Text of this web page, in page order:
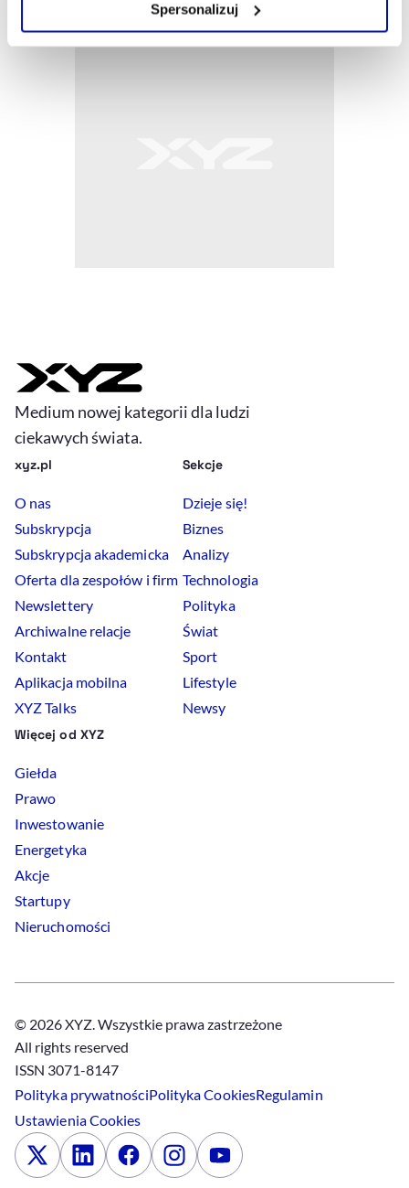
Spersonalizuj
Medium nowej kategorii dla ludzi
ciekawych świata.
xyz.pl
O nas
Subskrypcja
Subskrypcja akademicka
Oferta dla zespołów i firm
Newslettery
Archiwalne relacje
Kontakt
Aplikacja mobilna
XYZ Talks
Sekcje
Dzieje się!
Biznes
Analizy
Technologia
Polityka
Świat
Sport
Lifestyle
Newsy
Więcej od XYZ
Giełda
Prawo
Inwestowanie
Energetyka
Akcje
Startupy
Nieruchomości
© 2026 XYZ. Wszystkie prawa zastrzeżone
All rights reserved
ISSN 3071-8147
Polityka prywatnościPolitykaCookiesRegulamin
UstawieniaCookies
x LinkedinFacebookInstagramYoutube